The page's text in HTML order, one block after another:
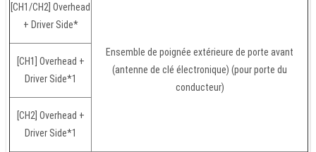
[CH1/CH2] Overhead
+ Driver Side*
Ensemble de poignée extérieure de porte avant
(antenne de clé électronique) (pour porte du
conducteur)
[CH1] Overhead +
Driver Side*1
[CH2] Overhead +
Driver Side*1